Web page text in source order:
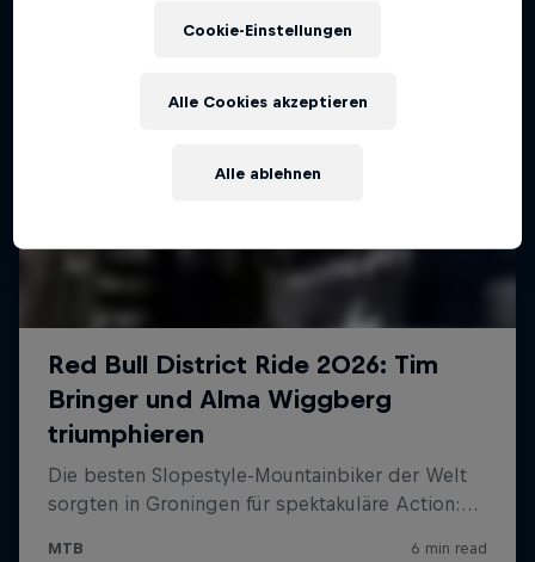
Cookie-Einstellungen
Alle ablehnen
Alle Cookies akzeptieren